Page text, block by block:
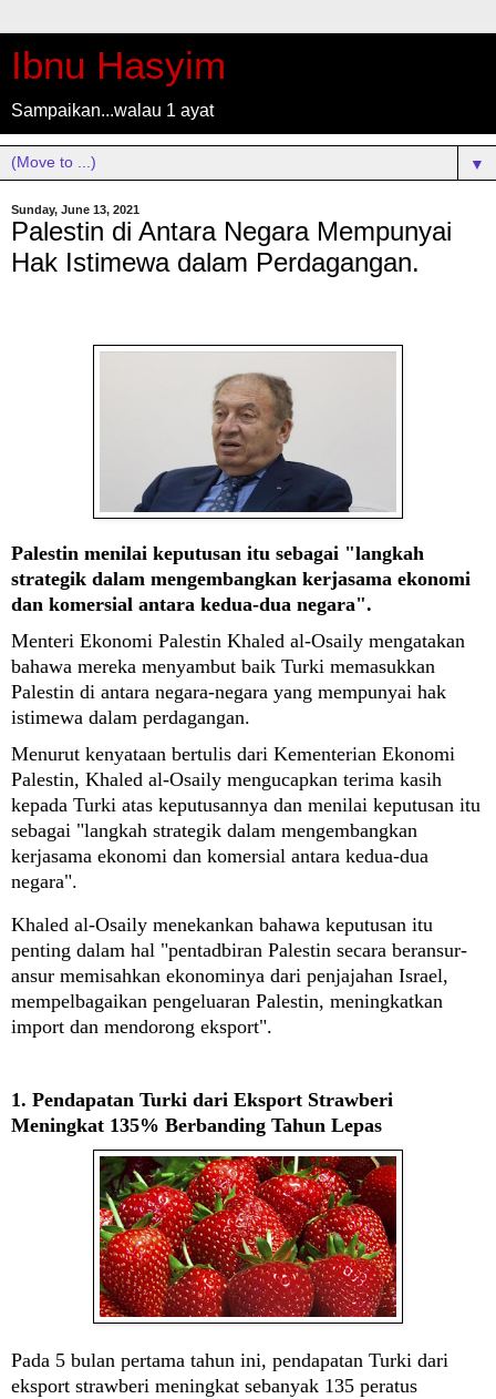
Ibnu Hasyim
Sampaikan...walau 1 ayat
▼
Sunday, June 13, 2021
Palestin di Antara Negara Mempunyai
Hak Istimewa dalam Perdagangan.
Palestin menilai keputusan itu sebagai "langkah
strategik dalam mengembangkan kerjasama ekonomi
dan komersial antara kedua-dua negara".
Menteri Ekonomi Palestin Khaled al-Osaily mengatakan
bahawa mereka menyambut baik Turki memasukkan
Palestin di antara negara-negara yang mempunyai hak
istimewa dalam perdagangan.
Menurut kenyataan bertulis dari Kementerian Ekonomi
Palestin, Khaled al-Osaily mengucapkan terima kasih
kepada Turki atas keputusannya dan menilai keputusan itu
sebagai "langkah strategik dalam mengembangkan
kerjasama ekonomi dan komersial antara kedua-dua
negara".
Khaled al-Osaily menekankan bahawa keputusan itu
penting dalam hal "pentadbiran Palestin secara beransur-
ansur memisahkan ekonominya dari penjajahan Israel,
mempelbagaikan pengeluaran Palestin, meningkatkan
import dan mendorong eksport".
1. Pendapatan Turki dari Eksport Strawberi
Meningkat 135% Berbanding Tahun Lepas
Pada 5 bulan pertama tahun ini, pendapatan Turki dari
eksport strawberi meningkat sebanyak 135 peratus